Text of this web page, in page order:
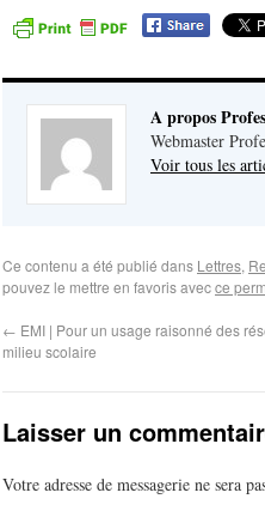
A propos
Webmaster
Voir tous les
Ce contenu a été publié dans Lettres,
pouvez le mettre en favoris avecce
← EMI | Pour un usage raisonné des
milieu scolaire
Laisser un
Votre adresse de messagerie ne sera